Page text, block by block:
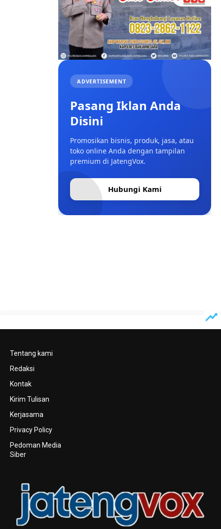
ADVERTISEMENT
Pasang Iklan Anda
Disini
Promosikan bisnis, produk, jasa, atau
toko online Anda dengan tampilan
premium di JatengVox.
Hubungi Kami
Tentang kami
Redaksi
Kontak
Kirim Tulisan
Kerjasama
Privacy Policy
Pedoman Media
Siber